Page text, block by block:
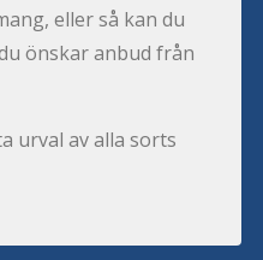
eller så kan du
önskar anbud från
urval av alla sorts